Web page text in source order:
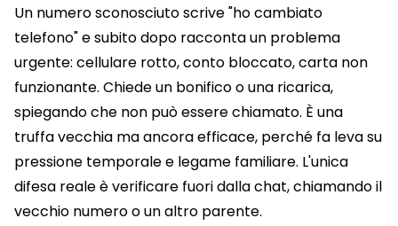
Un numero sconosciuto scrive "ho cambiato
telefono" e subito dopo racconta un problema
urgente: cellulare rotto, conto bloccato, carta non
funzionante. Chiede un bonifico o una ricarica,
spiegando che non può essere chiamato. È una
truffa vecchia ma ancora efficace, perché fa leva su
pressione temporale e legame familiare. L'unica
difesa reale è verificare fuori dalla chat, chiamando il
vecchio numero o un altro parente.